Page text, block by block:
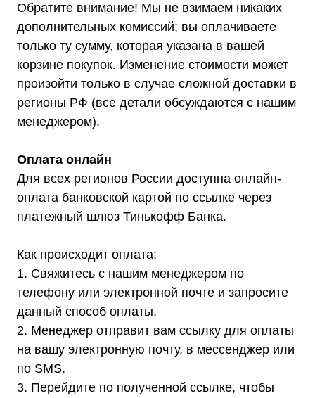
Обратите внимание! Мы не взимаем никаких
дополнительных комиссий; вы оплачиваете
только ту сумму, которая указана в вашей
корзине покупок. Изменение стоимости может
произойти только в случае сложной доставки в
регионы РФ (все детали обсуждаются с нашим
менеджером).
Оплата онлайн
Для всех регионов России доступна онлайн-
оплата банковской картой по ссылке через
платежный шлюз Тинькофф Банка.
Как происходит оплата:
1. Свяжитесь с нашим менеджером по
телефону или электронной почте и запросите
данный способ оплаты.
2. Менеджер отправит вам ссылку для оплаты
на вашу электронную почту, в мессенджер или
по SMS.
3. Перейдите по полученной ссылке, чтобы
Телефон: Почта:
info@shtil-stab.ru